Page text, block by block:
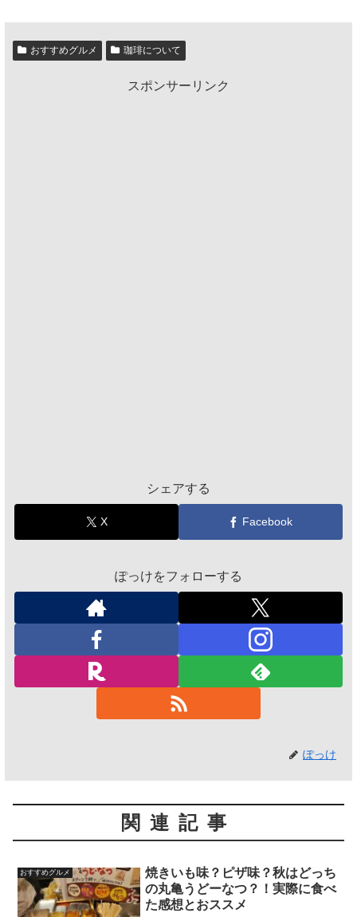
おすすめグルメ 珈琲について
スポンサーリンク
シェアする
X Facebook
ぽっけをフォローする
ぽっけ
関連記事
おすすめグルメ
焼きいも味？ピザ味？秋はどっち
の丸亀うどーなつ？！実際に食べ
た感想とおススメ